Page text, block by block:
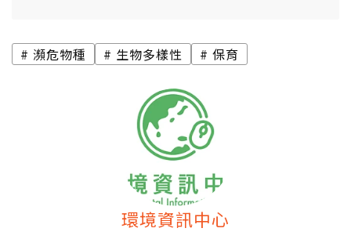
瀕危物種 生物多樣性 保育
環境資訊中心